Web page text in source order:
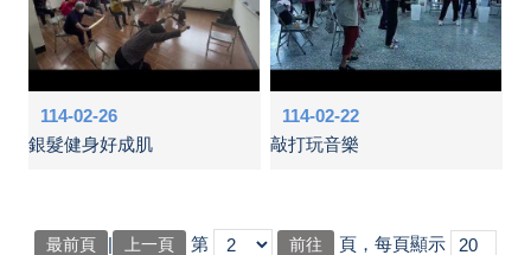
114-02-26
銀髮健身好成肌
114-02-22
敲打玩音樂
最前頁 | 上一頁 第
頁，每頁顯示